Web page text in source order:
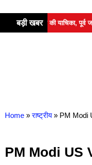
बड़ी खबर
ने खारिज की याचिका, पूर्व जज
Home » राष्ट्रीय » PM Modi
PM Modi US